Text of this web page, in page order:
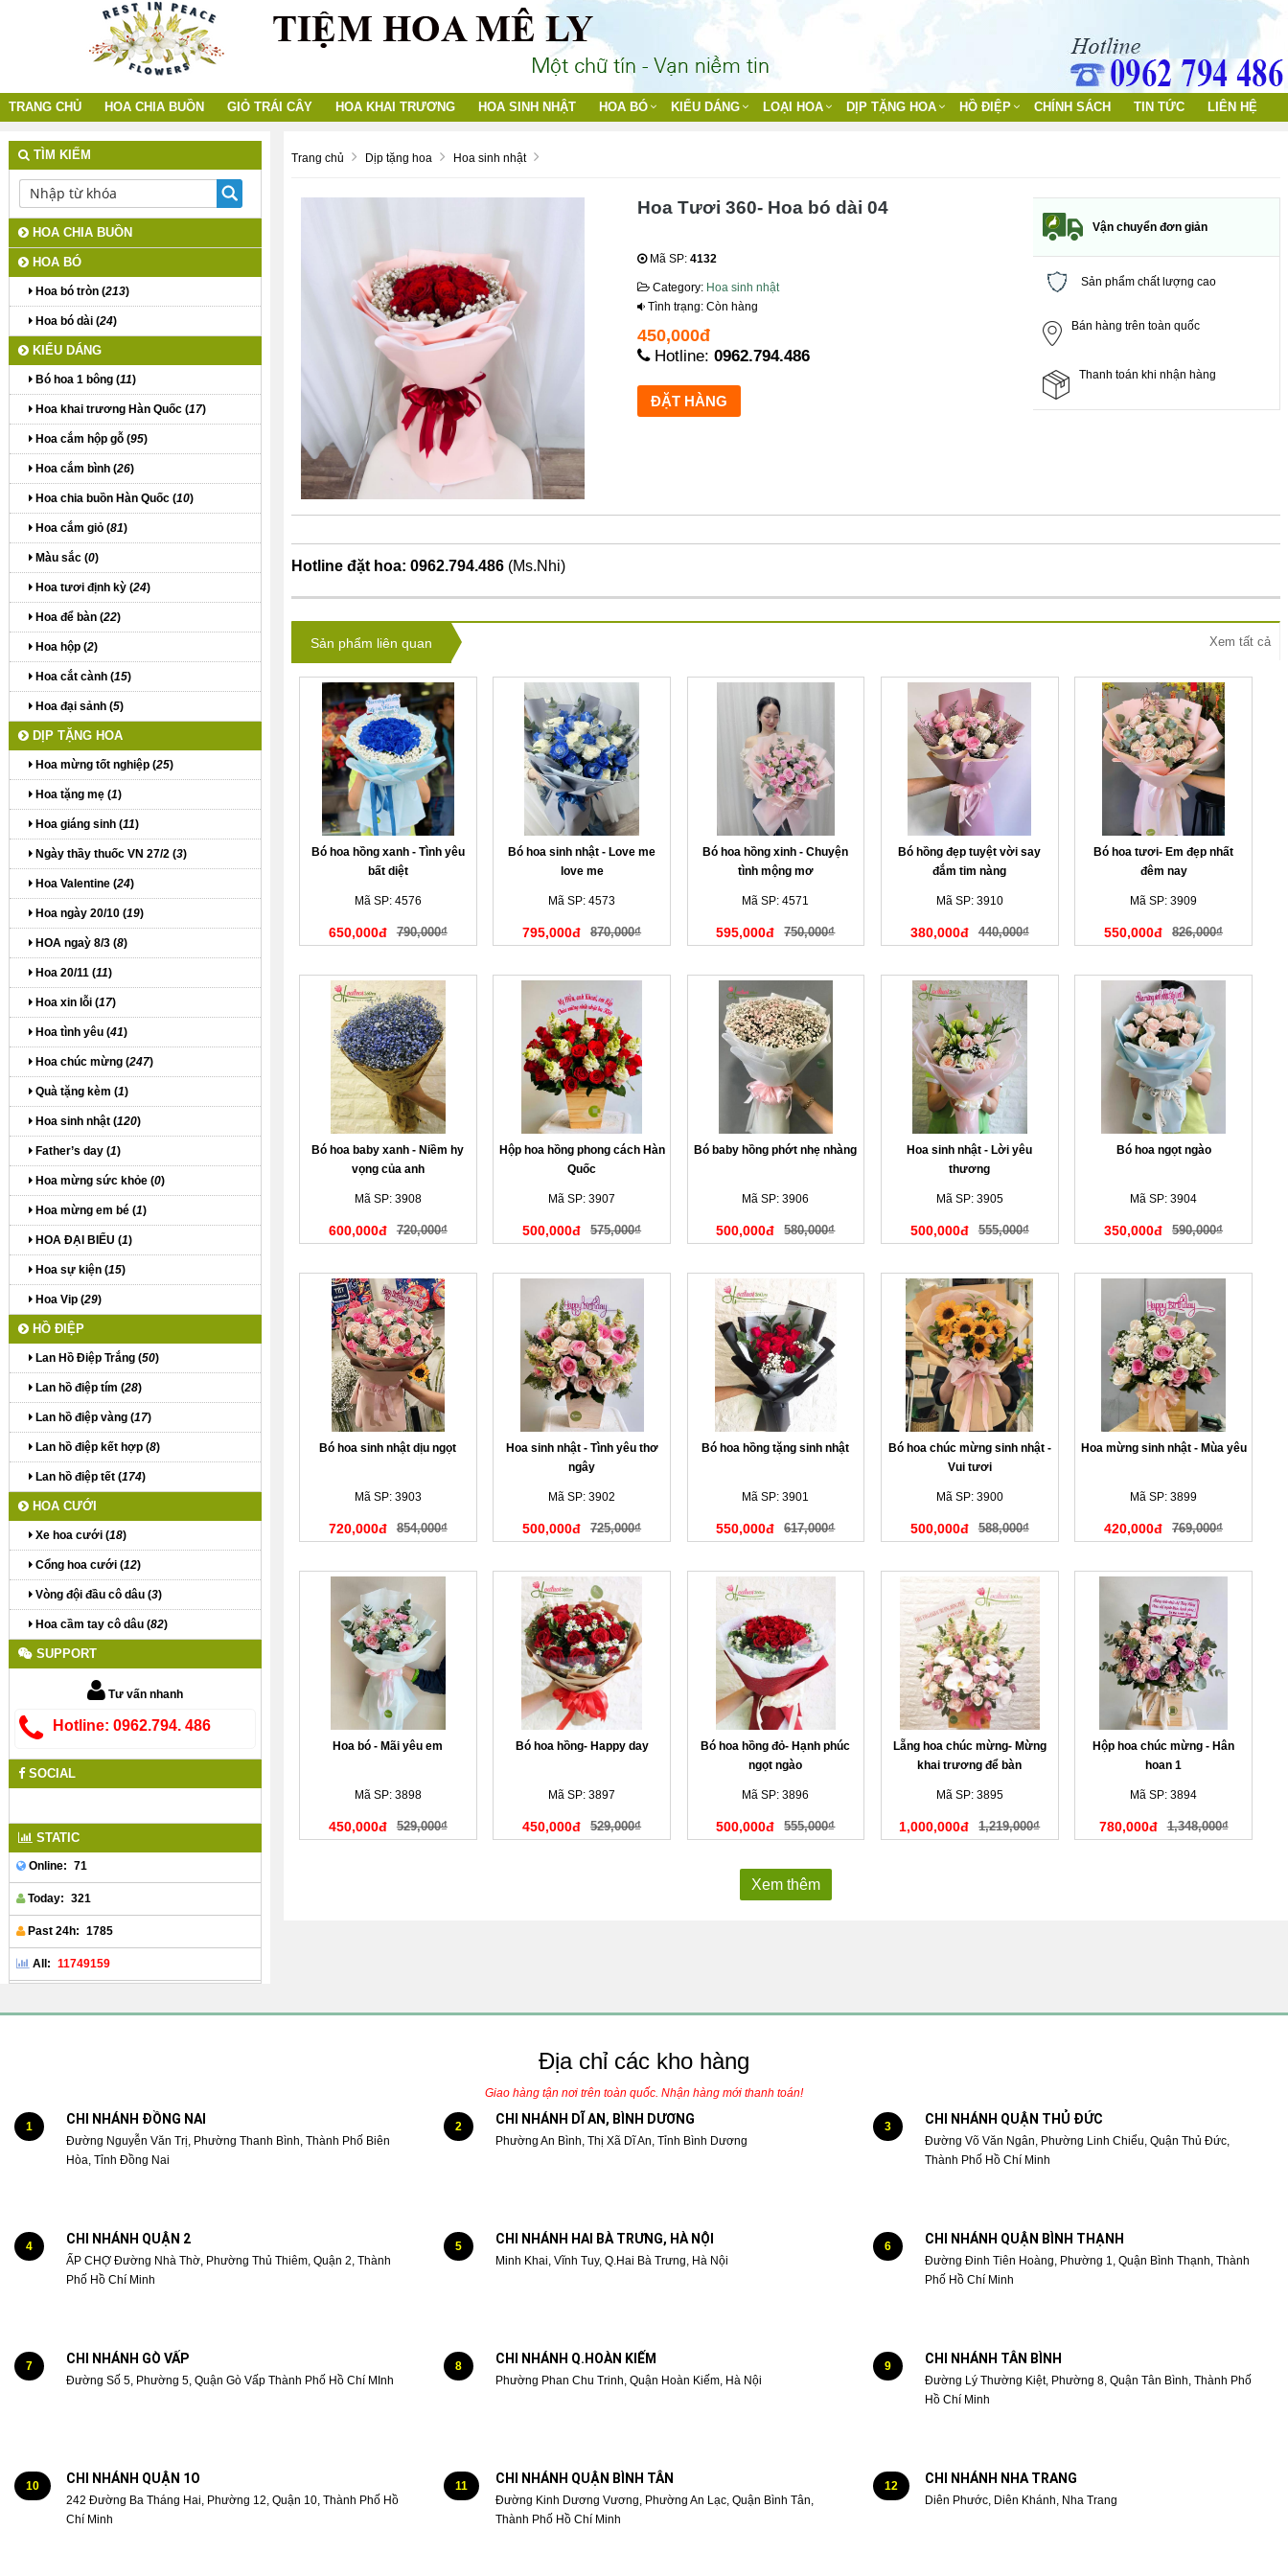
TRANG CHỦ HOA CHIA BUỒN GIỎ TRÁI CÂY HOA KHAI TRƯƠNG HOA SINH NHẬT HOA BÓ KIỂU DÁNG LOẠI HOA DỊP TẶNG HOA HỒ ĐIỆP CHÍNH SÁCH TIN TỨC LIÊN HỆ
Trang chủ Dịp tặng hoa Hoa sinh nhật
Hoa Tươi 360- Hoa bó dài 04
Mã SP: 4132
Category: Hoa sinh nhật
Tình trạng: Còn hàng
450,000đ
Hotline: 0962.794.486
Vận chuyển đơn giản
Sản phẩm chất lượng cao
Bán hàng trên toàn quốc
Thanh toán khi nhận hàng
Hotline đặt hoa: 0962.794.486 (Ms.Nhi)
Sản phẩm liên quan Xem tất cả
Bó hoa hồng xanh - Tình yêu
bất diệt
Mã SP: 4576
650,000đ 790,000₫
Bó hoa sinh nhật - Love me
love me
Mã SP: 4573
795,000đ 870,000₫
Bó hoa hồng xinh - Chuyện
tình mộng mơ
Mã SP: 4571
595,000đ 750,000₫
Bó hồng đẹp tuyệt vời say
đắm tim nàng
Mã SP: 3910
380,000đ 440,000₫
Bó hoa tươi- Em đẹp nhất
đêm nay
Mã SP: 3909
550,000đ 826,000₫
Bó hoa baby xanh - Niềm hy
vọng của anh
Mã SP: 3908
600,000đ 720,000₫
Hộp hoa hồng phong cách Hàn
Quốc
Mã SP: 3907
500,000đ 575,000₫
Bó baby hồng phớt nhẹ nhàng
Mã SP: 3906
500,000đ 580,000₫
Hoa sinh nhật - Lời yêu
thương
Mã SP: 3905
500,000đ 555,000₫
Bó hoa ngọt ngào
Mã SP: 3904
350,000đ 590,000₫
Bó hoa sinh nhật dịu ngọt
Mã SP: 3903
720,000đ 854,000₫
Hoa sinh nhật - Tình yêu thơ
ngây
Mã SP: 3902
500,000đ 725,000₫
Bó hoa hồng tặng sinh nhật
Mã SP: 3901
550,000đ 617,000₫
Bó hoa chúc mừng sinh nhật -
Vui tươi
Mã SP: 3900
500,000đ 588,000₫
Hoa mừng sinh nhật - Mùa yêu
Mã SP: 3899
420,000đ 769,000₫
Hoa bó - Mãi yêu em
Mã SP: 3898
450,000đ 529,000₫
Bó hoa hồng- Happy day
Mã SP: 3897
450,000đ 529,000₫
Bó hoa hồng đỏ- Hạnh phúc
ngọt ngào
Mã SP: 3896
500,000đ 555,000₫
Lẵng hoa chúc mừng- Mừng
khai trương để bàn
Mã SP: 3895
1,000,000đ 1,219,000₫
Hộp hoa chúc mừng - Hân
hoan 1
Mã SP: 3894
780,000đ 1,348,000₫
Xem thêm
TÌM KIẾM
HOA CHIA BUỒN
HOA BÓ
Hoa bó tròn (213)
Hoa bó dài (24)
KIỂU DÁNG
Bó hoa 1 bông (11)
Hoa khai trương Hàn Quốc (17)
Hoa cắm hộp gỗ (95)
Hoa cắm bình (26)
Hoa chia buồn Hàn Quốc (10)
Hoa cắm giỏ (81)
Màu sắc (0)
Hoa tươi định kỳ (24)
Hoa để bàn (22)
Hoa hộp (2)
Hoa cắt cành (15)
Hoa đại sảnh (5)
DỊP TẶNG HOA
Hoa mừng tốt nghiệp (25)
Hoa tặng mẹ (1)
Hoa giáng sinh (11)
Ngày thầy thuốc VN 27/2 (3)
Hoa Valentine (24)
Hoa ngày 20/10 (19)
HOA ngaỳ 8/3 (8)
Hoa 20/11 (11)
Hoa xin lỗi (17)
Hoa tình yêu (41)
Hoa chúc mừng (247)
Quà tặng kèm (1)
Hoa sinh nhật (120)
Father’s day (1)
Hoa mừng sức khỏe (0)
Hoa mừng em bé (1)
HOA ĐẠI BIỂU (1)
Hoa sự kiện (15)
Hoa Vip (29)
HỒ ĐIỆP
Lan Hồ Điệp Trắng (50)
Lan hồ điệp tím (28)
Lan hồ điệp vàng (17)
Lan hồ điệp kết hợp (8)
Lan hồ điệp tết (174)
HOA CƯỚI
Xe hoa cưới (18)
Cổng hoa cưới (12)
Vòng đội đầu cô dâu (3)
Hoa cầm tay cô dâu (82)
SUPPORT
Tư vấn nhanh
Hotline: 0962.794. 486
SOCIAL
STATIC
Online: 71
Today: 321
Past 24h: 1785
All: 11749159
Địa chỉ các kho hàng
Giao hàng tận nơi trên toàn quốc. Nhận hàng mới thanh toán!
1 CHI NHÁNH ĐỒNG NAI
Đường Nguyễn Văn Trị, Phường Thanh Bình, Thành Phố Biên
Hòa, Tỉnh Đồng Nai
2 CHI NHÁNH DĨ AN, BÌNH DƯƠNG
Phường An Bình, Thị Xã Dĩ An, Tỉnh Bình Dương
3 CHI NHÁNH QUẬN THỦ ĐỨC
Đường Võ Văn Ngân, Phường Linh Chiểu, Quận Thủ Đức,
Thành Phố Hồ Chí Minh
4 CHI NHÁNH QUẬN 2
ẤP CHỢ Đường Nhà Thờ, Phường Thủ Thiêm, Quận 2, Thành
Phố Hồ Chí Minh
5 CHI NHÁNH HAI BÀ TRƯNG, HÀ NỘI
Minh Khai, Vĩnh Tuy, Q.Hai Bà Trưng, Hà Nội
6 CHI NHÁNH QUẬN BÌNH THẠNH
Đường Đinh Tiên Hoàng, Phường 1, Quận Bình Thạnh, Thành
Phố Hồ Chí Minh
7 CHI NHÁNH GÒ VẤP
Đường Số 5, Phường 5, Quận Gò Vấp Thành Phố Hồ Chí MInh
8 CHI NHÁNH Q.HOÀN KIẾM
Phường Phan Chu Trinh, Quận Hoàn Kiếm, Hà Nội
9 CHI NHÁNH TÂN BÌNH
Đường Lý Thường Kiệt, Phường 8, Quận Tân Bình, Thành Phố
Hồ Chí Minh
10 CHI NHÁNH QUẬN 1O
242 Đường Ba Tháng Hai, Phường 12, Quận 10, Thành Phố Hồ
Chí Minh
11 CHI NHÁNH QUẬN BÌNH TÂN
Đường Kinh Dương Vương, Phường An Lạc, Quận Bình Tân,
Thành Phố Hồ Chí Minh
12 CHI NHÁNH NHA TRANG
Diên Phước, Diên Khánh, Nha Trang